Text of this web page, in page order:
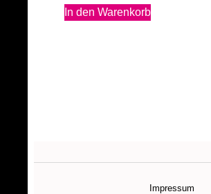
In den Warenkorb
Impressum